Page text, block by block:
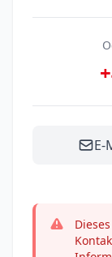
E-